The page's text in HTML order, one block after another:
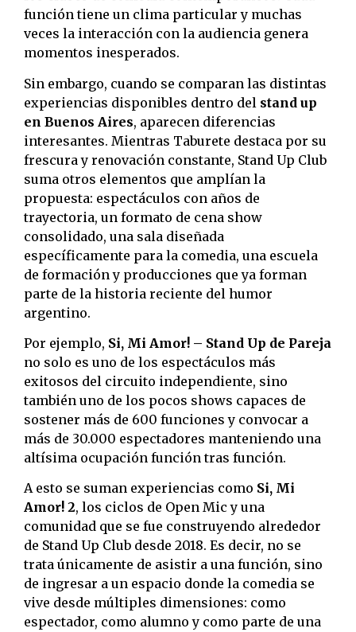
función tiene un clima particular y muchas
veces la interacción con la audiencia genera
momentos inesperados.
Sin embargo, cuando se comparan las distintas
experiencias disponibles dentro del stand up
en Buenos Aires, aparecen diferencias
interesantes. Mientras Taburete destaca por su
frescura y renovación constante, Stand Up Club
suma otros elementos que amplían la
propuesta: espectáculos con años de
trayectoria, un formato de cena show
consolidado, una sala diseñada
específicamente para la comedia, una escuela
de formación y producciones que ya forman
parte de la historia reciente del humor
argentino.
Por ejemplo, Si, Mi Amor! – Stand Up de Pareja
no solo es uno de los espectáculos más
exitosos del circuito independiente, sino
también uno de los pocos shows capaces de
sostener más de 600 funciones y convocar a
más de 30.000 espectadores manteniendo una
altísima ocupación función tras función.
A esto se suman experiencias como Si, Mi
Amor! 2, los ciclos de Open Mic y una
comunidad que se fue construyendo alrededor
de Stand Up Club desde 2018. Es decir, no se
trata únicamente de asistir a una función, sino
de ingresar a un espacio donde la comedia se
vive desde múltiples dimensiones: como
espectador, como alumno y como parte de una